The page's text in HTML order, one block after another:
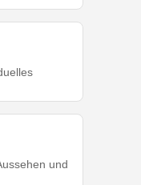
und